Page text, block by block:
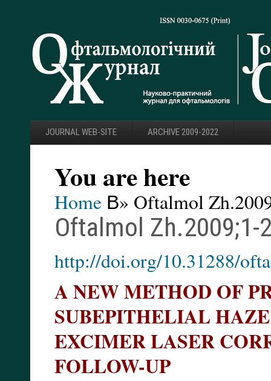
JOURNAL WEB-SITE ARCHIVE 2009-2022
You are here
Home В» Oftalmol
Oftalmol Zh.2009;1-
http://doi.org/10.31288/
A NEW METHOD OF
SUBEPITHELIAL
EXCIMER LASER
FOLLOW-UP